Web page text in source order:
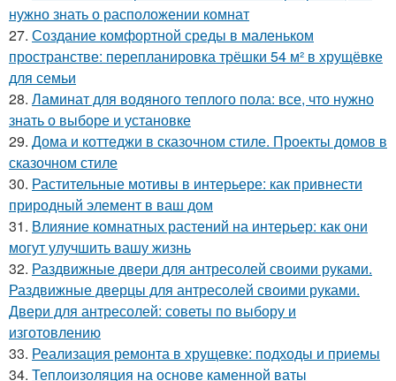
нужно знать о расположении комнат
27. Создание комфортной среды в маленьком
пространстве: перепланировка трёшки 54 м² в хрущёвке
для семьи
28. Ламинат для водяного теплого пола: все, что нужно
знать о выборе и установке
29. Дома и коттеджи в сказочном стиле. Проекты домов в
сказочном стиле
30. Растительные мотивы в интерьере: как привнести
природный элемент в ваш дом
31. Влияние комнатных растений на интерьер: как они
могут улучшить вашу жизнь
32. Раздвижные двери для антресолей своими руками.
Раздвижные дверцы для антресолей своими руками.
Двери для антресолей: советы по выбору и
изготовлению
33. Реализация ремонта в хрущевке: подходы и приемы
34. Теплоизоляция на основе каменной ваты